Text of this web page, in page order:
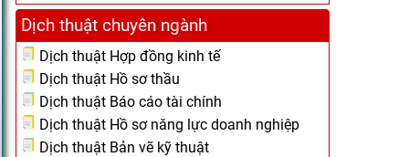
Dịch thuật chuyên ngành
Dịch thuật Hợp đồng kinh tế
Dịch thuật Hồ sơ thầu
Dịch thuật Báo cáo tài chính
Dịch thuật Hồ sơ năng lực doanh nghiệp
Dịch thuật Bản vẽ kỹ thuật